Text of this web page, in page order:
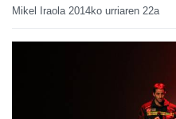
Mikel Iraola 2014ko urriaren 22a